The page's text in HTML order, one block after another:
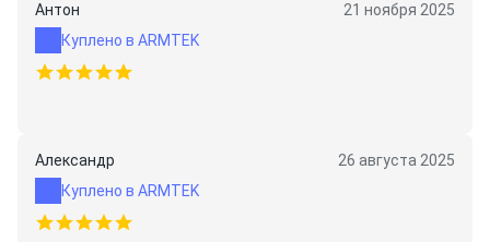
Антон
21 ноября 2025
Куплено в ARMTEK
Александр
26 августа 2025
Куплено в ARMTEK